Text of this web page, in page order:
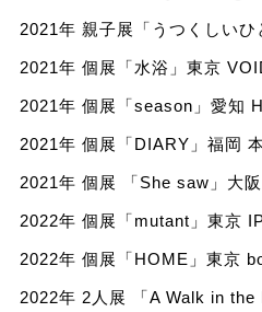
2021年 親子展「うつくしい
2021年 個展「水浴」東京
2021年 個展「season」愛知
2021年 個展「DIARY」福岡
2021年 個展 「She saw」大
2022年 個展「mutant」東京
2022年 個展「HOME」東京
2022年 2人展 「A Walk in the